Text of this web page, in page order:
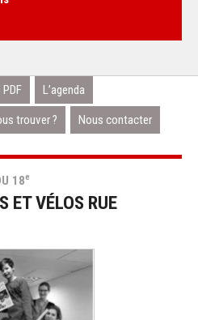
L’agenda
trouver ? Nous contacter
18e
ET VÉLOS RUE